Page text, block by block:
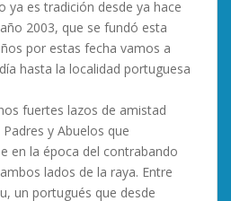
ya es tradición desde ya hace
2003, que se fundó esta
por estas fecha vamos a
hasta la localidad portuguesa
fuertes lazos de amistad
y Abuelos que
en la época del contrabando
lados de la raya. Entre
un portugués que desde